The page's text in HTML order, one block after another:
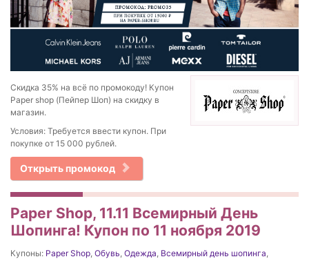
Скидка 35% на всё по промокоду! Купон
Paper shop (Пейпер Шоп) на скидку в
магазин.
Условия: Требуется ввести купон. При
покупке от 15 000 рублей.
Открыть промокод
Paper Shop, 11.11 Всемирный День
Шопинга! Купон по 11 ноября 2019
Купоны: Paper Shop Обувь Одежда Всемирный день шопинга